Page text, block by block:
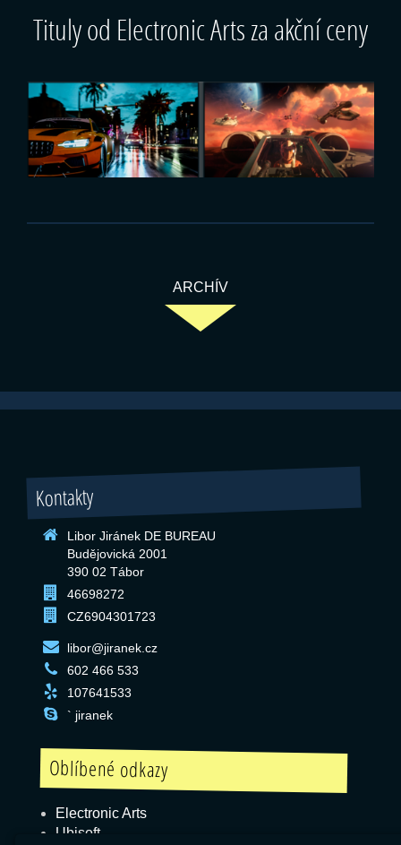
Tituly od Electronic Arts za akční ceny
ARCHÍV
Kontakty
Libor Jiránek DE BUREAU
Budějovická 2001
390 02 Tábor
46698272
CZ6904301723
libor@jiranek.cz
602 466 533
107641533
` jiranek
Oblíbené odkazy
Electronic Arts
Ubisoft